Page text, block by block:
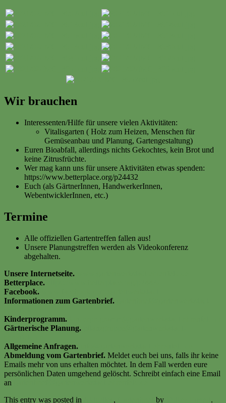
Wir brauchen
Interessenten/Hilfe für unsere vielen Aktivitäten:
Vitalisgarten ( Holz zum Heizen, Menschen für
Gemüseanbau und Planung, Gartengestaltung)
Euren Bioabfall, allerdings nichts Gekochtes, kein Brot und
keine Zitrusfrüchte.
Wer mag kann uns für unsere Aktivitäten etwas spenden:
https://www.betterplace.org/p24432
Euch (als GärtnerInnen, HandwerkerInnen,
WebentwicklerInnen, etc.)
Termine
Alle offiziellen Gartentreffen fallen aus!
Unsere Planungstreffen werden als Videokonferenz
abgehalten.
Unsere Internetseite.
Betterplace.
Facebook.
Informationen zum Gartenbrief.
Kinderprogramm.
Gärtnerische Planung.
Allgemeine Anfragen.
Abmeldung vom Gartenbrief. Meldet euch bei uns, falls ihr keine
Emails mehr von uns erhalten möchtet. In dem Fall werden eure
persönlichen Daten umgehend gelöscht. Schreibt einfach eine Email
an
This entry was posted in
, by .